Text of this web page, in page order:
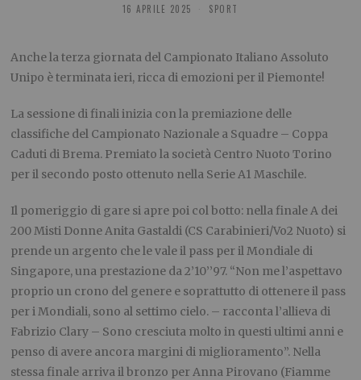
16 APRILE 2025 SPORT
Anche la terza giornata del Campionato Italiano Assoluto
Unipo è terminata ieri, ricca di emozioni per il Piemonte!
La sessione di finali inizia con la premiazione delle
classifiche del Campionato Nazionale a Squadre – Coppa
Caduti di Brema. Premiato la società Centro Nuoto Torino
per il secondo posto ottenuto nella Serie A1 Maschile.
Il pomeriggio di gare si apre poi col botto: nella finale A dei
200 Misti Donne Anita Gastaldi (CS Carabinieri/Vo2 Nuoto) si
prende un argento che le vale il pass per il Mondiale di
Singapore, una prestazione da 2’10’’97. “Non me l’aspettavo
proprio un crono del genere e soprattutto di ottenere il pass
per i Mondiali, sono al settimo cielo. – racconta l’allieva di
Fabrizio Clary – Sono cresciuta molto in questi ultimi anni e
penso di avere ancora margini di miglioramento”. Nella
stessa finale arriva il bronzo per Anna Pirovano (Fiamme